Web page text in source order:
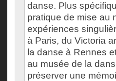
danse. Plus
pratique de mise au
expériences
à Paris, du Victoria
la danse à Rennes
au musée de la
préserver une